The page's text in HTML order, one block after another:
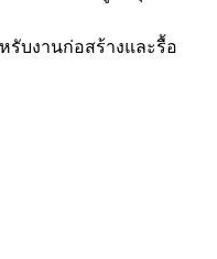
รับงานก่อสร้างและรื้อ